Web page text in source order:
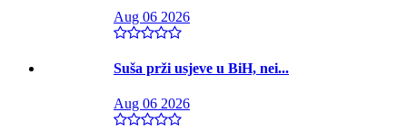
Aug 06 2026
Suša prži usjeve u BiH, nei...
Aug 06 2026